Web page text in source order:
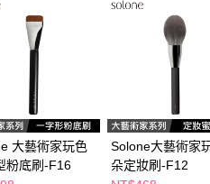
，即可完成結帳。
知簡訊。
此簡訊中的連結，可透過四大超商／
，方視為交易完成。
繳費，但若您需要取消訂單，請聯絡
訂單仍視為有效，需透過AFTEE先享
」之結帳頁面顯示為準，若有關於
相關疑問，請聯繫「AFTEE先享後付
support/home
免運費
運費
免運費
大藝術家玩色
粉底刷-F16
Solone大藝術家
朵定妝刷-F12